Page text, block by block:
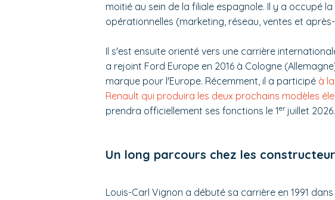
moitié au sein de la filiale espagnole. Il y a occupé
opérationnelles (marketing, réseau, ventes et
Il s'est ensuite orienté vers une carrière
a rejoint Ford Europe en 2016 à Cologne
marque pour l'Europe. Récemment, il a participé à
Renault qui produira les deux prochains modèles
prendra officiellement ses fonctions le 1er juillet 2026.
Un long parcours chez les
Louis-Carl Vignon a débuté sa carrière en 1991